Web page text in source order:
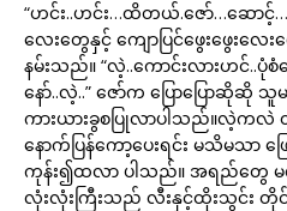
“ဟင်း..ဟင်း…ထိတယ်.ဇော်…ဆောင့်
လေးတွေနှင့် ကျောပြင်ဖွေးဖွေးလ
နမ်းသည်။ “လဲ့..ကောင်းလားဟင်..ပုံစံဖြေ
နော်..လဲ့..” ဇော်က ပြောပြောဆိုဆို
ကားယားခွစပြုလာပါသည်။လဲ့ကလဲ
နောက်ပြန်ကော့ပေးရင်း မသိမသာ ဖြ
ကုန်း၍ထလာ ပါသည်။ အရည်တွေ မတ
လုံးလုံးကြီးသည် လီးနှင့်ထိုးသွင်း